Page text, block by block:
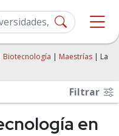
Biotecnología | Maestrías | La
Filtrar
en